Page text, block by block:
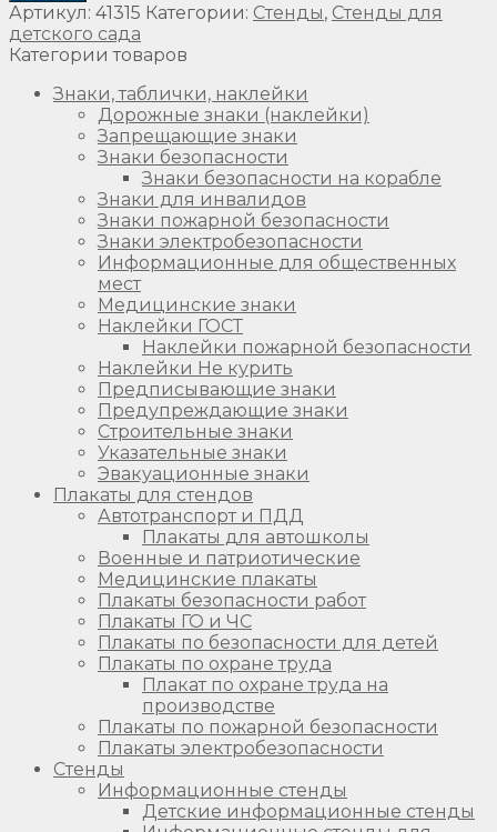
Артикул: 41315 Категории: Стенды, Стенды для
детского сада
Категории товаров
Знаки, таблички, наклейки
Дорожные знаки (наклейки)
Запрещающие знаки
Знаки безопасности
Знаки безопасности на корабле
Знаки для инвалидов
Знаки пожарной безопасности
Знаки электробезопасности
Информационные для общественных
мест
Медицинские знаки
Наклейки ГОСТ
Наклейки пожарной безопасности
Наклейки Не курить
Предписывающие знаки
Предупреждающие знаки
Строительные знаки
Указательные знаки
Эвакуационные знаки
Плакаты для стендов
Автотранспорт и ПДД
Плакаты для автошколы
Военные и патриотические
Медицинские плакаты
Плакаты безопасности работ
Плакаты ГО и ЧС
Плакаты по безопасности для детей
Плакаты по охране труда
Плакат по охране труда на
производстве
Плакаты по пожарной безопасности
Плакаты электробезопасности
Стенды
Информационные стенды
Детские информационные стенды